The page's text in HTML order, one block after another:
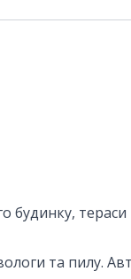
тераси
та пилу.